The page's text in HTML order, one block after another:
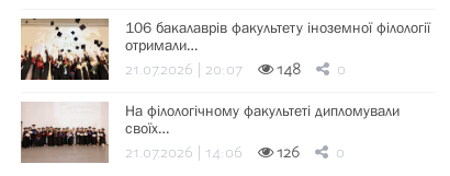
106 бакалаврів факультету іноземної філології
отримали…
21.07.2026 | 20:07 148 0
На філологічному факультеті дипломували
своїх…
21.07.2026 | 14:06 126 0